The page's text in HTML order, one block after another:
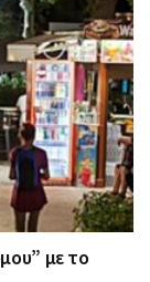
με το